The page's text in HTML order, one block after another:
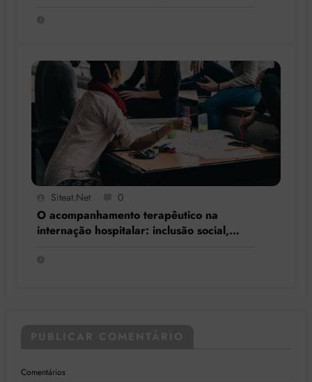
Siteat.net 0
O acompanhamento terapêutico na
internação hospitalar: inclusão social,
Comentários